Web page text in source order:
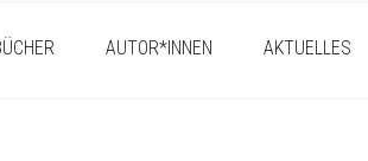
AUTOR*INNEN AKTUELLES